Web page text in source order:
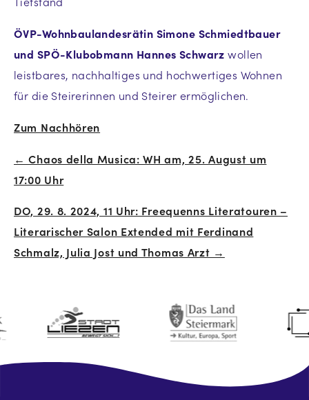
ÖVP-Wohnbaulandesrätin Simone Schmiedtbauer
und SPÖ-Klubobmann Hannes Schwarz wollen
leistbares, nachhaltiges und hochwertiges Wohnen
für die Steirerinnen und Steirer ermöglichen.
Zum Nachhören
Beitrags-
← Chaos della Musica: WH am, 25. August um
17:00 Uhr
DO, 29. 8. 2024, 11 Uhr: Freequenns Literatouren –
Literarischer Salon Extended mit Ferdinand
Schmalz, Julia Jost und Thomas Arzt →